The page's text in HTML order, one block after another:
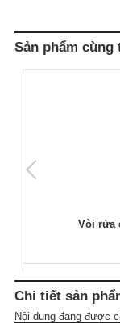
Sản phẩm
Vòi rửa
Chi tiết sản
Nội dung đang được